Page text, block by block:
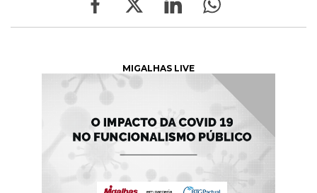
MIGALHAS LIVE